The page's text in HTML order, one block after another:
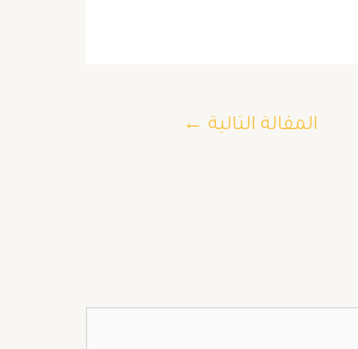
المقالة التالية ←